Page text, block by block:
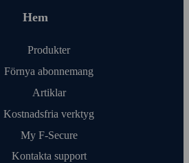
Hem
Produkter
Förnya abonnemang
Artiklar
Kostnads­fria verktyg
My F‑Secure
Kontakta support